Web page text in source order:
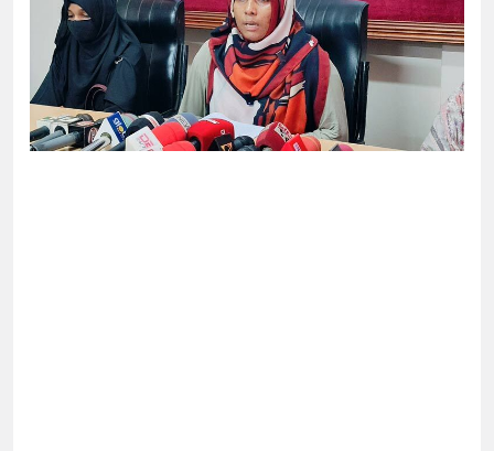
হারিয়েছে বর্তমান সরকার: নাহিদ ইসলাম
করতে ন্যাটোভুক্ত দেশে হামলা চালাতে পারে রাশিয়া